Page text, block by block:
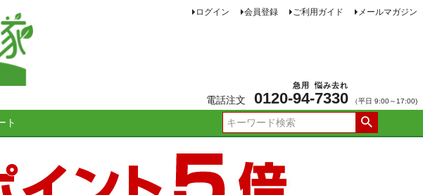
ログイン 会員登録 ご利用ガイド メールマガジン
電話注文 0120-94
急用
-7330
悩み去れ
（平日 9:00～17:00)
ト
検索